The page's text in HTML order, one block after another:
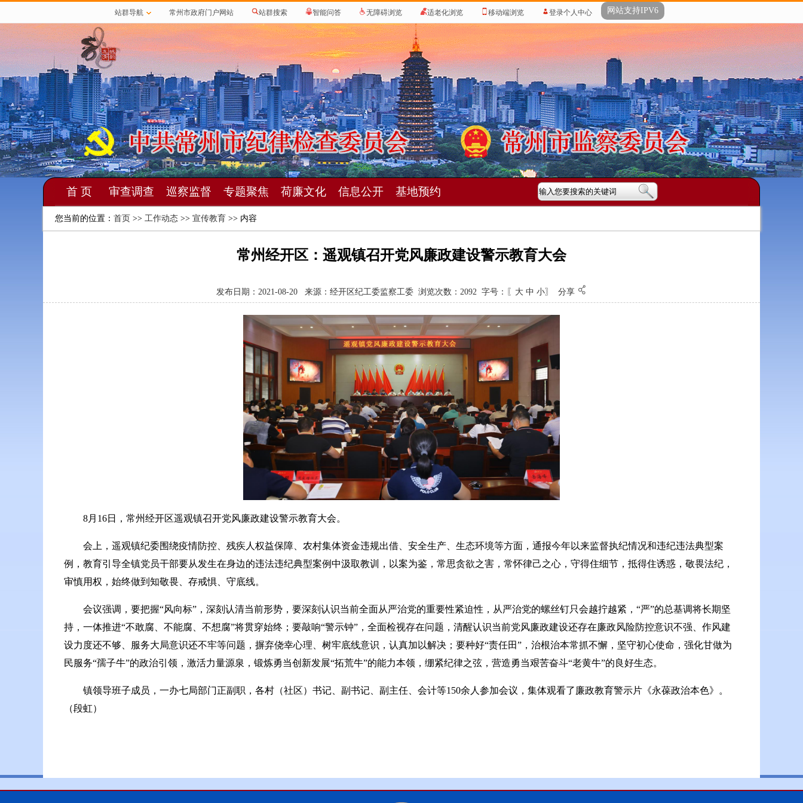
站群导航 常州市政府门户网站 站群搜索 智能问答 无障碍浏览 适老化浏览 移动端浏览 登录个人中心 网站支持IPV6
首 页 审查调查 巡察监督 专题聚焦 荷廉文化 信息公开 基地预约
您当前的位置： 首页 >> 工作动态 >> 宣传教育 >> 内容
常州经开区：遥观镇召开党风廉政建设警示教育大会
发布日期：2021-08-20 来源：经开区纪工委监察工委 浏览次数： 2092 字号：〖 大 中 小〗 分享
8月16日，常州经开区遥观镇召开党风廉政建设警示教育大会。
会上，遥观镇纪委围绕疫情防控、残疾人权益保障、农村集体资金违规出借、安全生产、生态环境等方面，通报今年以来监督执纪情况和违纪违法典型案
例，教育引导全镇党员干部要从发生在身边的违法违纪典型案例中汲取教训，以案为鉴，常思贪欲之害，常怀律己之心，守得住细节，抵得住诱惑，敬畏法纪，
审慎用权，始终做到知敬畏、存戒惧、守底线。
会议强调，要把握“风向标”，深刻认清当前形势，要深刻认识当前全面从严治党的重要性紧迫性，从严治党的螺丝钉只会越拧越紧，“严”的总基调将长期坚
持，一体推进“不敢腐、不能腐、不想腐”将贯穿始终；要敲响“警示钟”，全面检视存在问题，清醒认识当前党风廉政建设还存在廉政风险防控意识不强、作风建
设力度还不够、服务大局意识还不牢等问题，摒弃侥幸心理、树牢底线意识，认真加以解决；要种好“责任田”，治根治本常抓不懈，坚守初心使命，强化甘做为
民服务“孺子牛”的政治引领，激活力量源泉，锻炼勇当创新发展“拓荒牛”的能力本领，绷紧纪律之弦，营造勇当艰苦奋斗“老黄牛”的良好生态。
镇领导班子成员，一办七局部门正副职，各村（社区）书记、副书记、副主任、会计等150余人参加会议，集体观看了廉政教育警示片《永葆政治本色》。
（段虹）